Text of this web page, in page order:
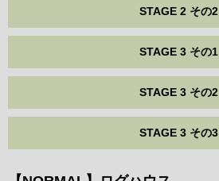
STAGE 2 その2
STAGE 3 その1
STAGE 3 その2
STAGE 3 その3